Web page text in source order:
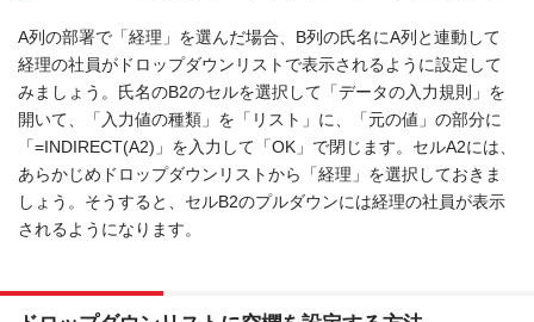
A列の部署で「経理」を選んだ場合、B列の氏名にA列と連動して
経理の社員がドロップダウンリストで表示されるように設定して
みましょう。氏名のB2のセルを選択して「データの入力規則」を
開いて、「入力値の種類」を「リスト」に、「元の値」の部分に
「=INDIRECT(A2)」を入力して「OK」で閉じます。セルA2には、
あらかじめドロップダウンリストから「経理」を選択しておきま
しょう。そうすると、セルB2のプルダウンには経理の社員が表示
されるようになります。